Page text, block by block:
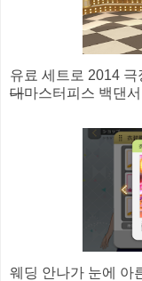
유료 세트로 2014
대마스터피스 백댄
웨딩 안나가 눈에 아